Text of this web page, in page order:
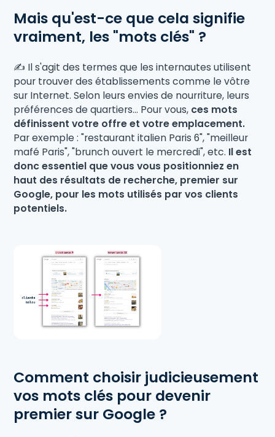
Mais qu'est-ce que cela signifie
vraiment, les "mots clés" ?
✍️ Il s'agit des termes que les internautes utilisent
pour trouver des établissements comme le vôtre
sur Internet. Selon leurs envies de nourriture, leurs
préférences de quartiers... Pour vous, ces mots
définissent votre offre et votre emplacement.
Par exemple : "restaurant italien Paris 6", "meilleur
mafé Paris", "brunch ouvert le mercredi", etc. Il est
donc essentiel que vous vous positionniez en
haut des résultats de recherche, premier sur
Google, pour les mots utilisés par vos clients
potentiels.
Comment choisir judicieusement
vos mots clés pour devenir
premier sur Google ?